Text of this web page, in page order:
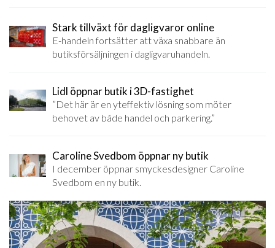
Stark tillväxt för dagligvaror online
E-handeln fortsätter att växa snabbare än
butiksförsäljningen i dagligvaruhandeln.
Lidl öppnar butik i 3D-fastighet
”Det här är en yteffektiv lösning som möter
behovet av både handel och parkering.”
Caroline Svedbom öppnar ny butik
I december öppnar smyckesdesigner Caroline
Svedbom en ny butik.